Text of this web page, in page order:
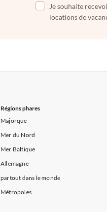
Je souhaite
locations de
Régions phares
Majorque
Mer du Nord
Mer Baltique
Allemagne
partout dans le monde
Métropoles